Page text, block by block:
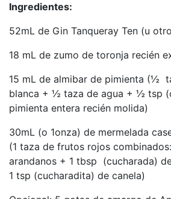
Ingredientes:
52mL de Gin Tanqueray Ten (u
18 mL de zumo de toronja recién
15 mL de almibar de pimienta (½
blanca + ½ taza de agua + ½ tsp
pimienta entera recién molida)
30mL (o 1onza) de mermelada
(1 taza de frutos rojos
arandanos + 1 tbsp (cucharada)
1 tsp (cucharadita) de canela)